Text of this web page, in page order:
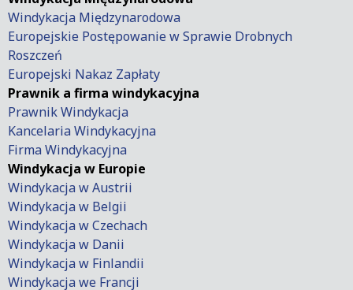
Windykacja Międzynarodowa
Europejskie Postępowanie w Sprawie Drobnych
Roszczeń
Europejski Nakaz Zapłaty
Prawnik a firma windykacyjna
Prawnik Windykacja
Kancelaria Windykacyjna
Firma Windykacyjna
Windykacja w Europie
Windykacja w Austrii
Windykacja w Belgii
Windykacja w Czechach
Windykacja w Danii
Windykacja w Finlandii
Windykacja we Francji